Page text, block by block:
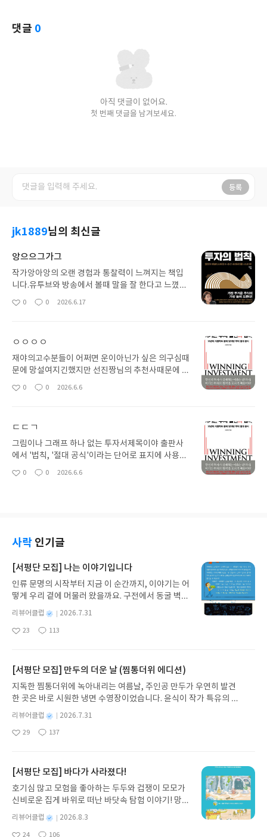
댓글 0
아직 댓글이 없어요.
첫 번째 댓글을 남겨보세요.
등록
jk1889님의 최신글
앙으으그가그
작가앙아앙의 오랜 경험과 통찰력이 느껴지는 책입
니다.유투브와 방송에서 볼때 말을 잘 한다고 느꼈는
데글도 잘 쓰는 분이었네요.산업분야에 대한 주식책
데 이 분이 그런분이었네요. 그래서 그런지 책 내용
좋아요.
좋
0
댓
0
작
2026.6.17
ㅇㅇㅇㅇ
재야의고수분들이 어쩌면 운이아닌가 싶은 의구심때
문에 망설여지긴했지만 선진짱님의 추천사때문에 바
로구매했습니다재테크가 아닌 전업투자자의 마음으
좋
0
댓
0
작
2026.6.6
ㄷㄷㄱ
그림이나 그래프 하나 없는 투자서제목이야 출판사
에서 '법칙, '절대 공식'이라는 단어로 표지에 사용했
지만, 글쓴이는 그런것이 없다고 한다.투자를 꾸준히
좋
0
댓
0
작
2026.6.6
사락 인기글
[서평단 모집] 나는 이야기입니다
인류 문명의 시작부터 지금 이 순간까지, 이야기는 어
떻게 우리 곁에 머물러 왔을까요. 구전에서 동굴 벽화
와 점토판을 거쳐 종이와 책으로, 그리고 오늘날 수천
권의 인쇄본으로 이어지는 이야기의 여정을 따라가
는 그림책입니다. 때로는 즐거움을, 때로는 위로를,
가 지닌 본질적 가치와 이야기를 누리는 기쁨을 다시
발견하게 합니다.나는 이야기입니다글쓴이댄 야카리
노 글/유수현 역출판사소원나무 예스24 바로가기 닫
기모집인원 : 10명신청기간 : 2026.07.31 ~ 2026.0
8.04발표일자 : 2026.08.06리뷰 작성기한 : 도서/상
품 받고 2주 이내 ▶ 주소/연락처 업데이트 : 신청 전
확률이 올라갑니다!! ※ 신청 전, 꼭 확인해주세요!-
'사락' 개설 후, 이 글의 댓글로 신청해주세요.- 기존
YES블로그는 '사락'으로 개편되어 별도로 개설하지
근 배송지가 아닌 회원정보상의 주소/연락처 (클릭
시 수정 가능)로 발송됩니다.- 주소/연락처에 문제가
별
리뷰어클럽
성
2026.7.31
좋
23
댓
113
작
[서평단 모집] 만두의 더운 날 (찜통더위 에디션)
지독한 찜통더위에 녹아내리는 여름날, 주인공 만두가 우연히 발견
한 곳은 바로 시원한 냉면 수영장이었습니다. 윤식이 작가 특유의 유
머러스한 캐릭터와 밝은 색감으로 그려낸 이 국내 창작 그림책은 무
더위에 지친 독자들에게 상상만으로도 더위가 싹 가시는 통쾌한 탈출
구를 선사합니다. 소원나무 베스트셀러 시리즈의 세 번째 이야기로,
통더위 에디션)글쓴이윤식이 저출판사소원나무 예스24 바로가기 닫
기모집인원 : 5명신청기간 : 2026.07.31 ~ 2026.08.04발표일자 : 20
26.08.06리뷰 작성기한 : 도서/상품 받고 2주 이내 ▶ 주소/연락처 업
데이트 : 신청 전 상품 받으실 주소/연락처를 업데이트 해주세요! (선
정 후 수정 불가)▶ 서평단 신청 방법 : 기대평 댓글을 작성해주세요!
먼저 작성한 리뷰를 올려주시면 당첨확률이 올라갑니다!! ※ 신청 전,
별
리뷰어클럽
성
2026.7.31
좋
29
댓
137
작
[서평단 모집] 바다가 사라졌다!
호기심 많고 모험을 좋아하는 두두와 겁쟁이 모모가
신비로운 집게 바위로 떠난 바닷속 탐험 이야기! 망둥
이, 소라게, 낙지 같은 바다 친구들과 신나게 놀던 중
갑자기 거대해진 집게 바위의 비밀을 마주하게 되는
별
리뷰어클럽
2026.8.3
24 106